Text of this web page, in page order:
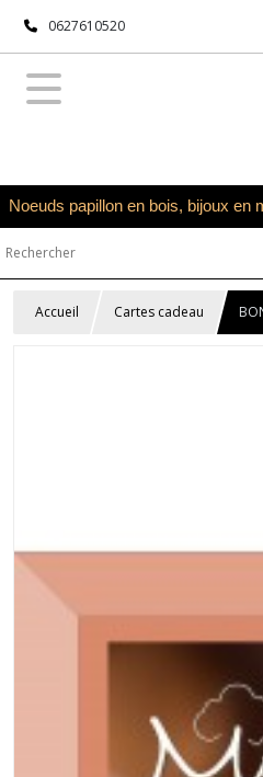
0627610520
Noeuds papillon en bois, bijoux en
Accueil Cartes cadeau